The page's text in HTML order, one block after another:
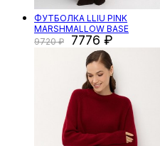
ФУТБОЛКА LLIU PINK
MARSHMALLOW BASE
9720
7776